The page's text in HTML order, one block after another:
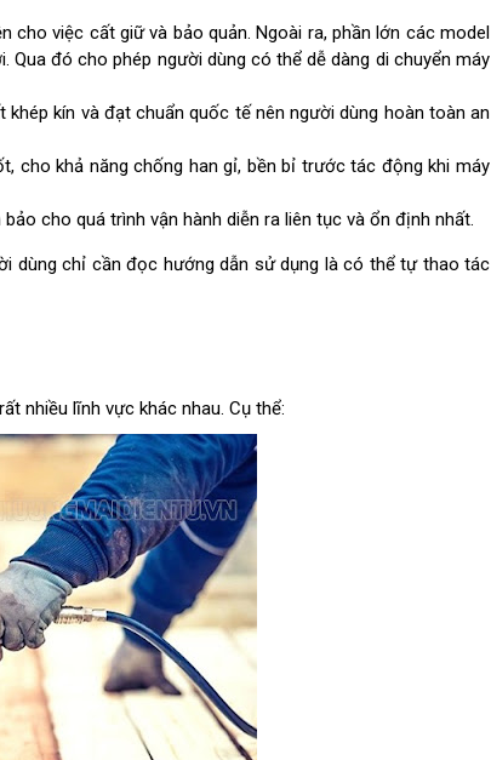
việc cất giữ và bảo quản. Ngoài ra, phần lớn các model
đó cho phép người dùng có thể dễ dàng di chuyển máy
kín và đạt chuẩn quốc tế nên người dùng hoàn toàn an
cho khả năng chống han gỉ, bền bỉ trước tác động khi máy
cho quá trình vận hành diễn ra liên tục và ổn định nhất.
dùng chỉ cần đọc hướng dẫn sử dụng là có thể tự thao tác
nhiều lĩnh vực khác nhau. Cụ thể: